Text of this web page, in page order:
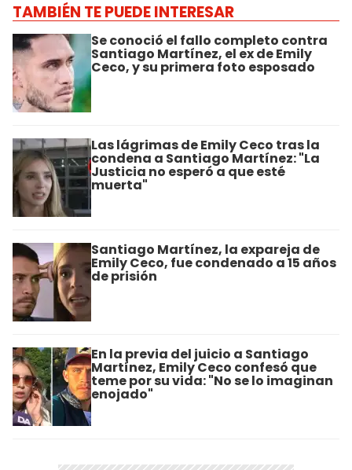
TAMBIÉN TE PUEDE INTERESAR
Se conoció el fallo completo contra
Santiago Martínez, el ex de Emily
Ceco, y su primera foto esposado
Las lágrimas de Emily Ceco tras la
condena a Santiago Martínez: "La
Justicia no esperó a que esté
muerta"
Santiago Martínez, la expareja de
Emily Ceco, fue condenado a 15 años
de prisión
En la previa del juicio a Santiago
Martínez, Emily Ceco confesó que
teme por su vida: "No se lo imaginan
enojado"